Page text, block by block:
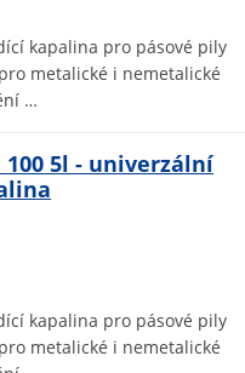
kapalina pro pásové pily
metalické i nemetalické
…
5l - univerzální
kapalina pro pásové pily
metalické i nemetalické